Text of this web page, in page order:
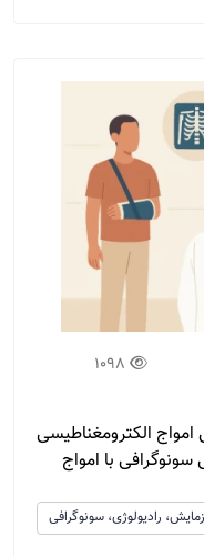
1098
امواج الکترومغناطیسی
با امواج
رادیولوژی، سونوگرافی